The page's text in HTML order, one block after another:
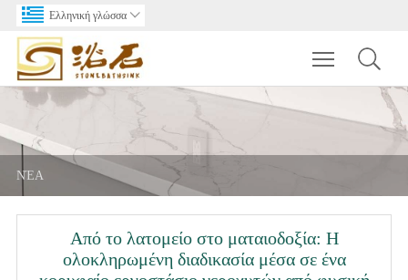
Ελληνική γλώσσα 
Toggle
ΝΈΑ
Από το λατομείο στο ματαιοδοξία: Η
ολοκληρωμένη διαδικασία μέσα σε ένα